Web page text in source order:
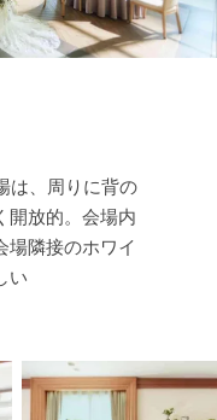
は、周りに背の
開放的。会場内
場隣接のホワイ
い